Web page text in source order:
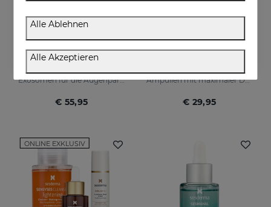
Exosomen für die Augenpartie
€ 55,95
Ampullen mit maximaler Depigmentaktivität
€ 29,95
ONLINE EXKLUSIV
Alle Ablehnen
Alle Akzeptieren